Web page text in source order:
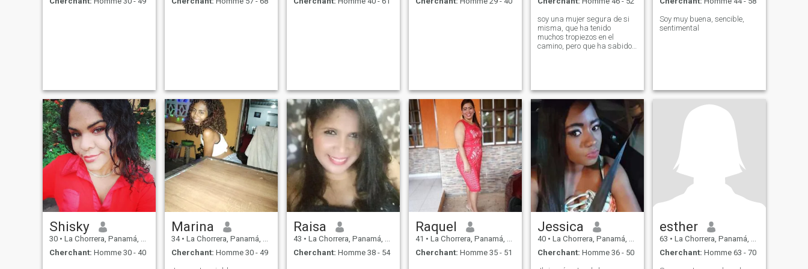
soy una mujer segura de si
misma, que ha tenido
muchos tropiezos en el
camino, pero que ha sabido
la belleza no es exterior, sino
interior. .
Soy muy buena, sencible,
sentimental
Shisky
30 • La Chorrera, Panamá, Paname
Cherchant: Homme 30 - 40
Marina
34 • La Chorrera, Panamá, Paname
Cherchant: Homme 30 - 49
Raisa
43 • La Chorrera, Panamá, Paname
Cherchant: Homme 38 - 54
Raquel
41 • La Chorrera, Panamá, Paname
Cherchant: Homme 35 - 51
Jessica
40 • La Chorrera, Panamá, Paname
Cherchant: Homme 36 - 50
esther
63 • La Chorrera, Panamá, Paname
Cherchant: Homme 63 - 70